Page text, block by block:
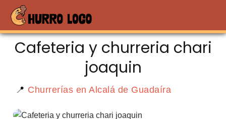
Cafeteria y churreria chari
joaquin
📍 Churrerías en Alcalá de Guadaíra